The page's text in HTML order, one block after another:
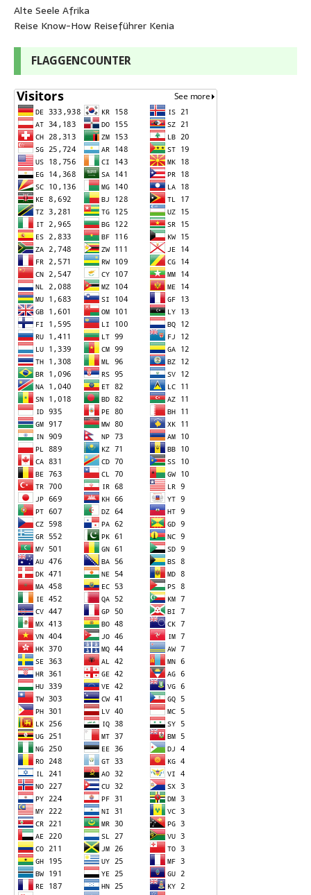
Alte Seele Afrika
Reise Know-How Reiseführer Kenia
FLAGGENCOUNTER